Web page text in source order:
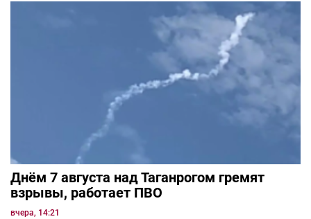
Днём 7 августа над Таганрогом гремят
взрывы, работает ПВО
вчера, 14:21